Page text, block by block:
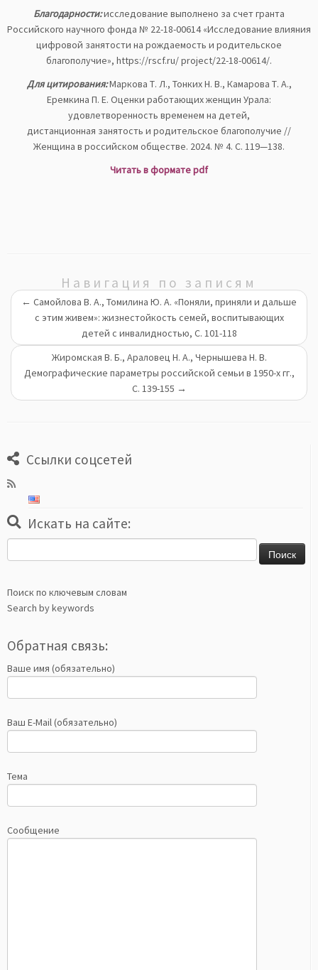
Благодарности:исследование выполнено за счет гранта
Российского научного фонда № 22-18-00614 «Исследование влияния
цифровой занятости на рождаемость и родительское
благополучие», https://rscf.ru/ project/22-18-00614/.
Для цитирования:Маркова Т. Л., Тонких Н. В., Камарова Т. А.,
Еремкина П. Е. Оценки работающих женщин Урала:
удовлетворенность временем на детей,
дистанционная занятость и родительское благополучие //
Женщина в российском обществе. 2024. № 4. С. 119—138.
Читать в формате pdf
Навигация по записям
← Самойлова В. А., Томилина Ю. А. «Поняли, приняли и дальше
с этим живем»: жизнестойкость семей, воспитывающих
детей с инвалидностью, С. 101-118
Жиромская В. Б., Араловец Н. А., Чернышева Н. В.
Демографические параметры российской семьи в 1950-х гг.,
С. 139-155 →
Ссылки соцсетей
Искать на сайте:
Поиск по ключевым словам
Search by keywords
Обратная связь:
Ваше имя (обязательно)
Ваш E-Mail (обязательно)
Тема
Сообщение